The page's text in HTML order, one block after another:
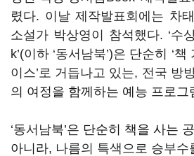
렸다. 이날 제작발표회에는 차
소설가 박상영이 참석했다. ‘수
k’(이하 ‘동서남북’)은 단순히 ‘책
이스’로 거듭나고 있는, 전국 방
의 여정을 함께하는 예능 프로그
‘동서남북’은 단순히 책을 사는
아니라, 나름의 특색으로 승부수